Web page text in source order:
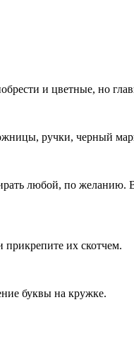
и цветные, но
ручки, черный
любой, по желанию.
их скотчем.
буквы на кружке.